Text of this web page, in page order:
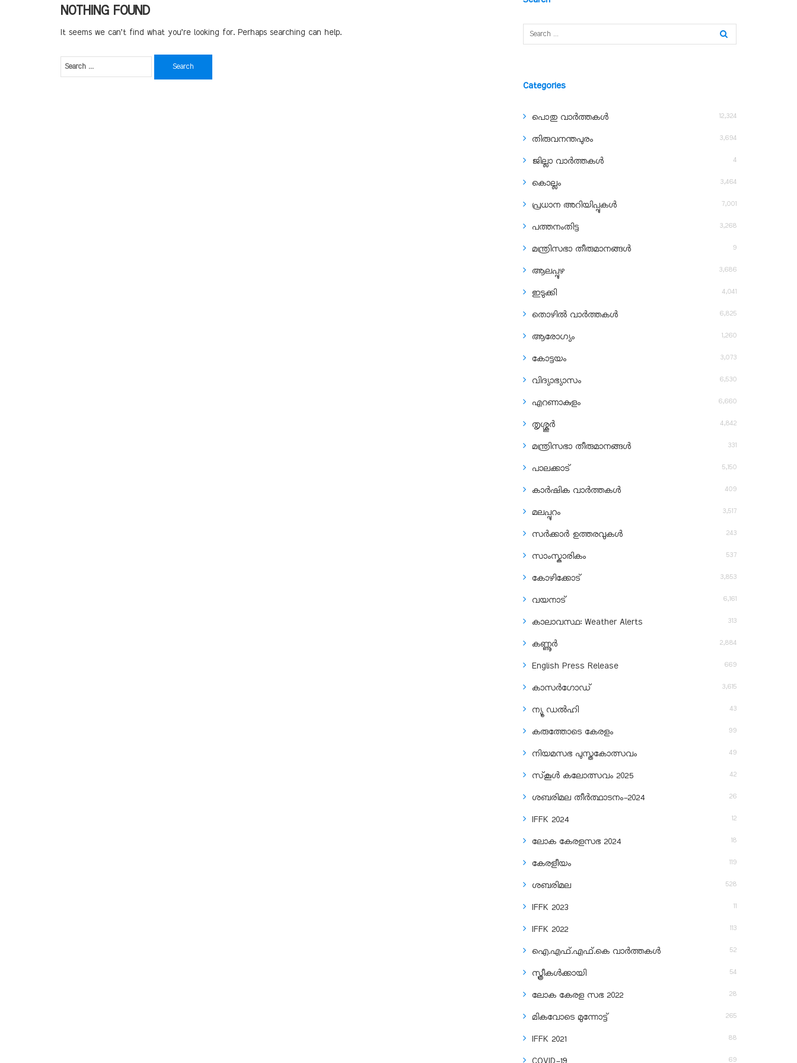
NOTHING FOUND
It seems we can’t find what you’re looking for. Perhaps searching can help.
Categories
പൊതു വാർത്തകൾ 12,324
തിരുവനന്തപുരം 3,694
ജില്ലാ വാർത്തകൾ 4
കൊല്ലം 3,464
പ്രധാന അറിയിപ്പുകൾ 7,001
പത്തനംതിട്ട 3,268
മന്ത്രിസഭാ തീരുമാനങ്ങൾ 9
ആലപ്പുഴ 3,686
ഇടുക്കി 4,041
തൊഴിൽ വാർത്തകൾ 6,825
ആരോഗ്യം 1,260
കോട്ടയം 3,073
വിദ്യാഭ്യാസം 6,530
എറണാകുളം 6,660
തൃശ്ശൂർ 4,842
മന്ത്രിസഭാ തീരുമാനങ്ങൾ 331
പാലക്കാട് 5,150
കാർഷിക വാർത്തകൾ 409
മലപ്പുറം 3,517
സർക്കാർ ഉത്തരവുകൾ 243
സാംസ്കാരികം 537
കോഴിക്കോട് 3,853
വയനാട് 6,161
കാലാവസ്ഥ: Weather Alerts 313
കണ്ണൂർ 2,884
English Press Release 669
കാസർഗോഡ് 3,615
ന്യൂ ഡൽഹി 43
കരുത്തോടെ കേരളം 99
നിയമസഭ പുസ്തകോത്സവം 49
സ്‌കൂൾ കലോത്സവം 2025 42
ശബരിമല തീര്‍ത്ഥാടനം-2024 26
IFFK 2024 12
ലോക കേരളസഭ 2024 18
കേരളീയം 119
ശബരിമല 528
IFFK 2023 11
IFFK 2022 113
ഐ.എഫ്.എഫ്.കെ വാർത്തകൾ 52
സ്ത്രീകൾക്കായി 54
ലോക കേരള സഭ 2022 28
മികവോടെ മുന്നോട്ട് 265
IFFK 2021 88
69